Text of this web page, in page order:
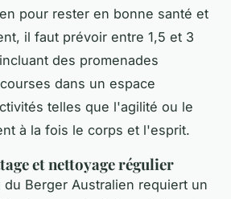
pour rester en bonne santé et
il faut prévoir entre 1,5 et 3
des promenades
dans un espace
telles que l'agilité ou le
à la fois le corps et l'esprit.
et nettoyage régulier
Berger Australien requiert un